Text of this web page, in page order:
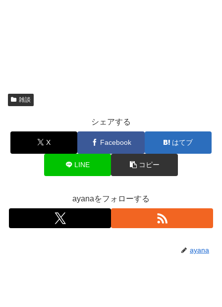
雑談
シェアする
X Facebook はてブ
LINE コピー
ayanaをフォローする
ayana